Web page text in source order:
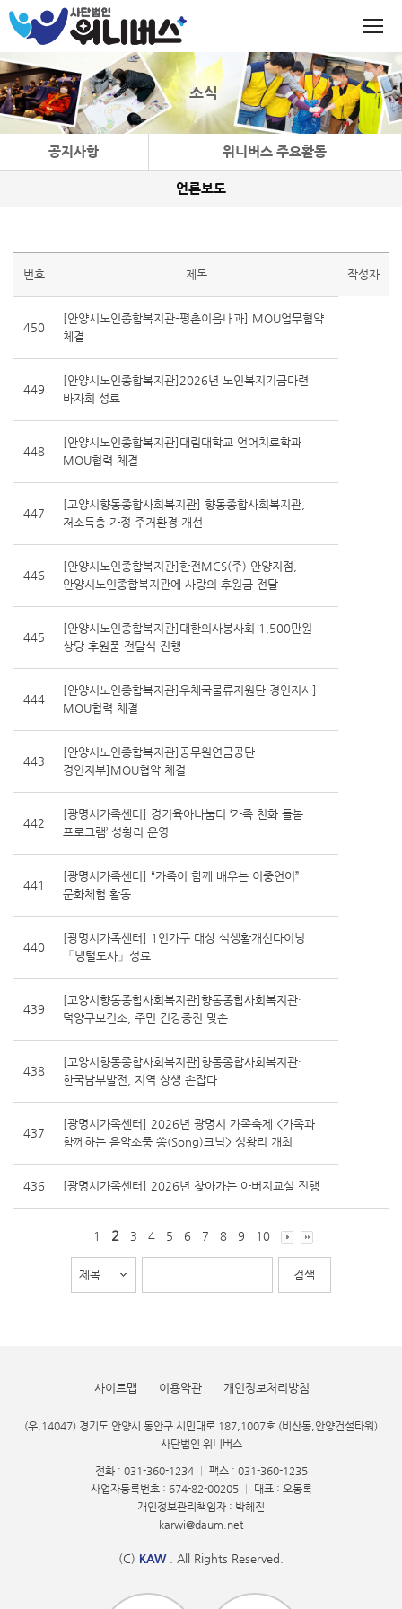
소식
공지사항 위니버스 주요활동
언론보도
번호 제목 작성자
450
[안양시노인종합복지관-평촌이음내과] MOU업무협약
체결
449
[안양시노인종합복지관]2026년 노인복지기금마련
바자회 성료
448
[안양시노인종합복지관]대림대학교 언어치료학과
MOU협력 체결
447
[고양시향동종합사회복지관] 향동종합사회복지관,
저소득층 가정 주거환경 개선
446
[안양시노인종합복지관]한전MCS(주) 안양지점,
안양시노인종합복지관에 사랑의 후원금 전달
445
[안양시노인종합복지관]대한의사봉사회 1,500만원
상당 후원품 전달식 진행
444
[안양시노인종합복지관]우체국물류지원단 경인지사]
MOU협력 체결
443
[안양시노인종합복지관]공무원연금공단
경인지부]MOU협약 체결
442
[광명시가족센터] 경기육아나눔터 ‘가족 친화 돌봄
프로그램’ 성황리 운영
441
[광명시가족센터] “가족이 함께 배우는 이중언어”
문화체험 활동
440
[광명시가족센터] 1인가구 대상 식생활개선다이닝
「냉털도사」성료
439
[고양시향동종합사회복지관]향동종합사회복지관·
덕양구보건소, 주민 건강증진 맞손
438
[고양시향동종합사회복지관]향동종합사회복지관·
한국남부발전, 지역 상생 손잡다
437
[광명시가족센터] 2026년 광명시 가족축제 <가족과
함께하는 음악소풍 쏭(Song)크닉> 성황리 개최
436 [광명시가족센터] 2026년 찾아가는 아버지교실 진행
1 2 3 4 5 6 7 8 9 10
사이트맵 이용약관 개인정보처리방침
(우.14047) 경기도 안양시 동안구 시민대로 187,1007호 (비산동,안양건설타워)
사단법인 위니버스
전화 : 031-360-1234
팩스 : 031-360-1235
사업자등록번호 : 674-82-00205
대표 : 오동록
개인정보관리책임자 : 박혜진
karwi@daum.net
(C) KAW . All Rights Reserved.